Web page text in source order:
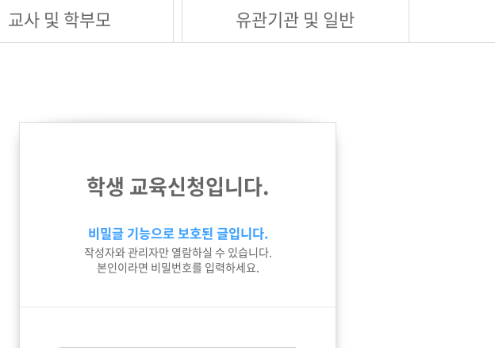
교사 및 학부모 유관기관 및 일반
학생 교육신청입니다.
비밀글 기능으로 보호된 글입니다.
작성자와 관리자만 열람하실 수 있습니다.
본인이라면 비밀번호를 입력하세요.